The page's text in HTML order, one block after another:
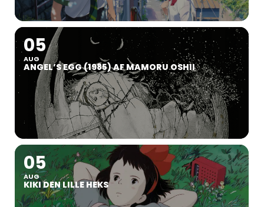
05
AUG
ANGEL’S EGG (1985) AF MAMORU OSHII
05
AUG
KIKI DEN LILLE HEKS